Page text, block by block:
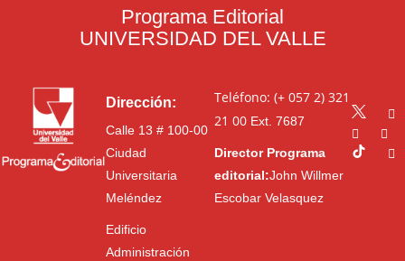
Programa Editorial
UNIVERSIDAD DEL VALLE
Dirección:
Calle 13 # 100-00
Ciudad
Universitaria
Meléndez
Edificio
Administración
Teléfono: (+ 057 2) 321
21 00Ext. 7687
Director Programa
editorial:John Willmer
Escobar Velasquez